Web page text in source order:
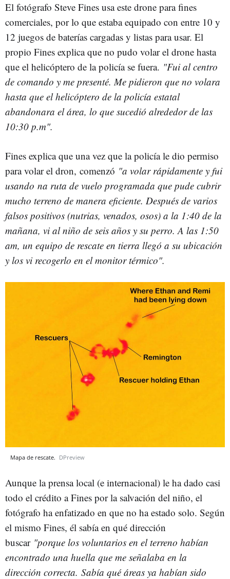
El fotógrafo Steve Fines usa este drone para fines
comerciales, por lo que estaba equipado con entre 10 y
12 juegos de baterías cargadas y listas para usar. El
propio Fines explica que no pudo volar el drone hasta
que el helicóptero de la policía se fuera. "Fui al centro
de comando y me presenté. Me pidieron que no volara
hasta que el helicóptero de la policía estatal
abandonara el área, lo que sucedió alrededor de las
10:30 p.m".
Fines explica que una vez que la policía le dio permiso
para volar el dron, comenzó "a volar rápidamente y fui
usando na ruta de vuelo programada que pude cubrir
mucho terreno de manera eficiente. Después de varios
falsos positivos (nutrias, venados, osos) a la 1:40 de la
mañana, vi al niño de seis años y su perro. A las 1:50
am, un equipo de rescate en tierra llegó a su ubicación
y los vi recogerlo en el monitor térmico".
Mapa de rescate. DPreview
Aunque la prensa local (e internacional) le ha dado casi
todo el crédito a Fines por la salvación del niño, el
fotógrafo ha enfatizado en que no ha estado solo. Según
el mismo Fines, él sabía en qué dirección
buscar "porque los voluntarios en el terreno habían
encontrado una huella que me señalaba en la
dirección correcta. Sabía qué áreas ya habían sido